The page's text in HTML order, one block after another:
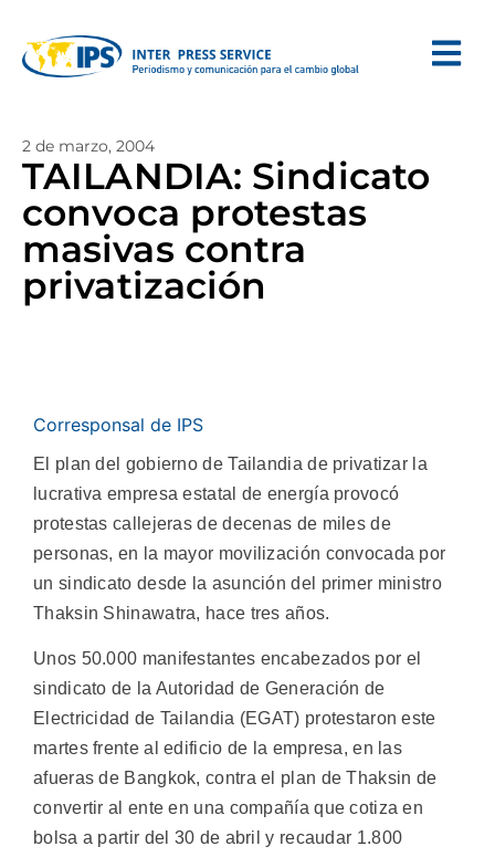
2 de marzo, 2004
TAILANDIA: Sindicato
convoca protestas
masivas contra
privatización
Corresponsal de IPS
El plan del gobierno de Tailandia de privatizar la
lucrativa empresa estatal de energía provocó
protestas callejeras de decenas de miles de
personas, en la mayor movilización convocada por
un sindicato desde la asunción del primer ministro
Thaksin Shinawatra, hace tres años.
Unos 50.000 manifestantes encabezados por el
sindicato de la Autoridad de Generación de
Electricidad de Tailandia (EGAT) protestaron este
martes frente al edificio de la empresa, en las
afueras de Bangkok, contra el plan de Thaksin de
convertir al ente en una compañía que cotiza en
bolsa a partir del 30 de abril y recaudar 1.800